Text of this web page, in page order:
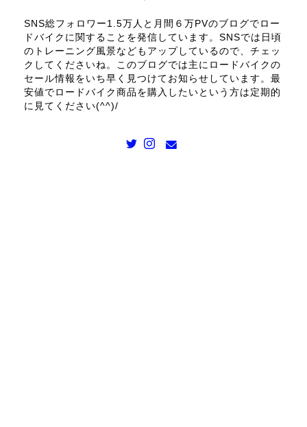
SNS総フォロワー1.5万人と月間６万PVのブログでロー
ドバイクに関することを発信しています。SNSでは日頃
のトレーニング風景などもアップしているので、チェッ
クしてくださいね。このブログでは主にロードバイクの
セール情報をいち早く見つけてお知らせしています。最
安値でロードバイク商品を購入したいという方は定期的
に見てください(^^)/